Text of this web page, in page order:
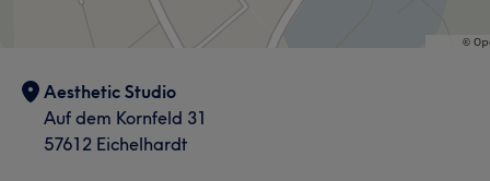
Aesthetic Studio
Auf dem Kornfeld 31
57612 Eichelhardt